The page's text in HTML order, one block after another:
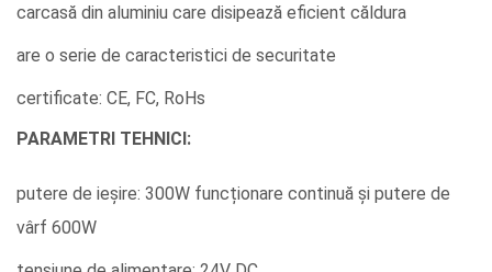
carcasă din aluminiu care disipează eficient căldura
are o serie de caracteristici de securitate
certificate: CE, FC, RoHs
PARAMETRI TEHNICI:
putere de ieșire: 300W funcționare continuă și putere de
vârf 600W